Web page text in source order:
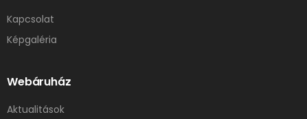
Kapcsolat
Képgaléria
Webáruház
Aktualitások